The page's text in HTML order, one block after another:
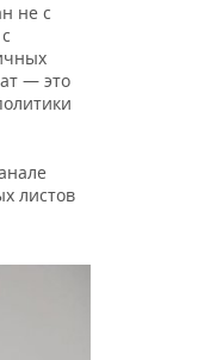
не с
— это
листов